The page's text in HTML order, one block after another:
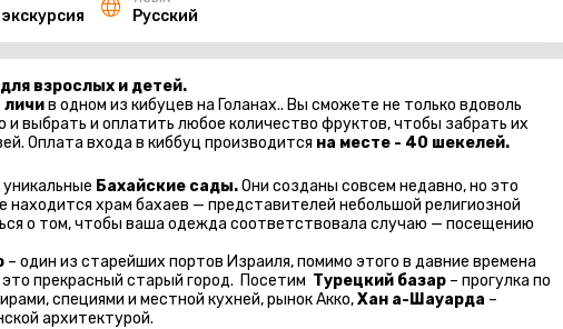
Русский
взрослых и детей.
личив одном из кибуцев на Голанах.. Вы сможете не только вдоволь
выбрать и оплатить любое количество фруктов, чтобы забрать их
Оплата входа в киббуц производится на месте - 40 шекелей.
Бахайские сады.Они созданы совсем недавно, но это
находится храм бахаев — представителей небольшой религиозной
о том, чтобы ваша одежда соответствовала случаю — посещению
– один из старейших портов Израиля, помимо этого в давние времена
прекрасный старый город. Посетим Турецкий базар – прогулка по
специями и местной кухней, рынок Акко,Хан а-Шауарда –
архитектурой.